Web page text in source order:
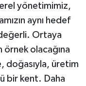
yönetimimiz,
aynı hedef
Ortaya
örnek olacağına
doğasıyla, üretim
bir kent. Daha